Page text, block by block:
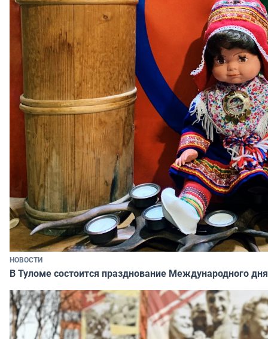
НОВОСТИ
В Туломе состоится празднование Международного